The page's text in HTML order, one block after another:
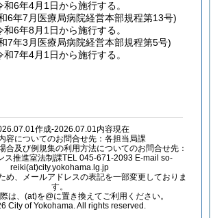
和6年4月1日から施行する。
6年7月 医療局病院経営本部規程第13号)
和6年8月1日から施行する。
7年3月 医療局病院経営本部規程第5号)
和7年4月1日から施行する。
作成-2026.07.01内容現在
容についてのお問合せ先：各担当局課
合及び例規集の利用方法についてのお問合せ先：
ス推進室法制課TEL 045-671-2093 E-mail so-
reiki(at)city.yokohama.lg.jp
め、メールアドレスの表記を一部変更しておりま
す。
は、(at)を@に置き換えてご利用ください。
City of Yokohama. All rights reserved.